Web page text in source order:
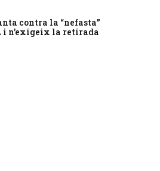
contra la “nefasta”
i n’exigeix la retirada